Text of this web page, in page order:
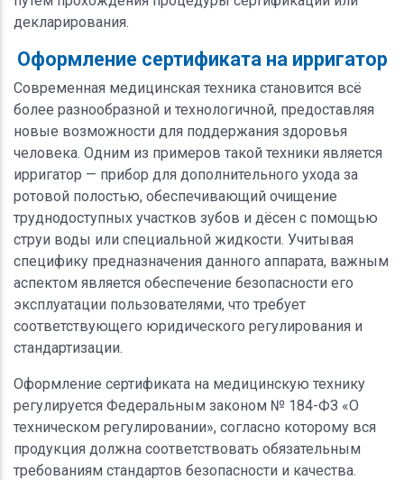
декларирования.
Оформление сертификата на ирригатор
Современная медицинская техника становится всё
более разнообразной и технологичной, предоставляя
новые возможности для поддержания здоровья
человека. Одним из примеров такой техники является
ирригатор — прибор для дополнительного ухода за
ротовой полостью, обеспечивающий очищение
труднодоступных участков зубов и дёсен с помощью
струи воды или специальной жидкости. Учитывая
специфику предназначения данного аппарата, важным
аспектом является обеспечение безопасности его
эксплуатации пользователями, что требует
соответствующего юридического регулирования и
стандартизации.
Оформление сертификата на медицинскую технику
регулируется Федеральным законом № 184-ФЗ «О
техническом регулировании», согласно которому вся
продукция должна соответствовать обязательным
требованиям стандартов безопасности и качества.